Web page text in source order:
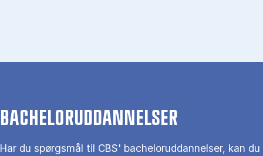
BACHELORUDDANNELSER
Har du spørgsmål til CBS' bacheloruddannelser, kan du